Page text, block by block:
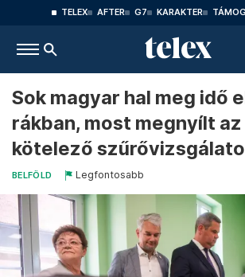
TELEX AFTER G7 KARAKTER
Sok magyar hal meg idő
rákban, most megnyílt az
kötelező
BELFÖLD Legfontosabb